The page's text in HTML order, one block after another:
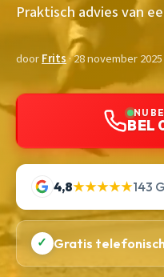
Praktisch advies van
doorFrits· 28 november 2025
NU
BEL
4,8★★★★★143
✓ Gratis